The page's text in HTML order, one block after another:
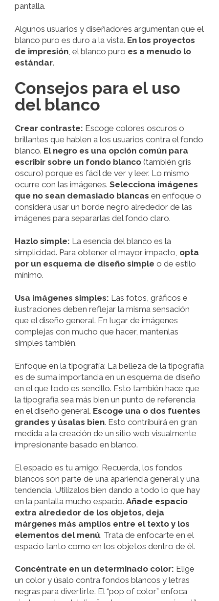
pantalla.
Algunos usuarios y diseñadores argumentan que el
blanco puro es duro a la vista. En los proyectos
de impresión , el blanco puro es a menudo lo
estándar.
Consejos para el uso
del blanco
Crear contraste: Escoge colores oscuros o
brillantes que hablen a los usuarios contra el fondo
blanco. El negro es una opción común para
escribir sobre un fondo blanco (también gris
oscuro) porque es fácil de ver y leer. Lo mismo
ocurre con las imágenes. Selecciona imágenes
que no sean demasiado blancas en enfoque o
considera usar un borde negro alrededor de las
imágenes para separarlas del fondo claro.
Hazlo simple: La esencia del blanco es la
simplicidad. Para obtener el mayor impacto, opta
por un esquema de diseño simple o de estilo
mínimo.
Usa imágenes simples: Las fotos, gráficos e
ilustraciones deben reflejar la misma sensación
que el diseño general. En lugar de imágenes
complejas con mucho que hacer, mantenlas
simples también.
Enfoque en la tipografía: La belleza de la tipografía
es de suma importancia en un esquema de diseño
en el que todo es sencillo. Esto también hace que
la tipografía sea más bien un punto de referencia
en el diseño general. Escoge una o dos fuentes
grandes y úsalas bien. Esto contribuirá en gran
medida a la creación de un sitio web visualmente
impresionante basado en blanco.
El espacio es tu amigo: Recuerda, los fondos
blancos son parte de una apariencia general y una
tendencia. Utilízalos bien dando a todo lo que hay
en la pantalla mucho espacio. Añade espacio
extra alrededor de los objetos, deja
márgenes más amplios entre el texto y los
elementos del menú. Trata de enfocarte en el
espacio tanto como en los objetos dentro de él.
Concéntrate en un determinado color: Elige
un color y úsalo contra fondos blancos y letras
negras para divertirte. El “pop of color” enfoca